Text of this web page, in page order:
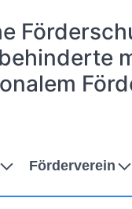
Förderverein